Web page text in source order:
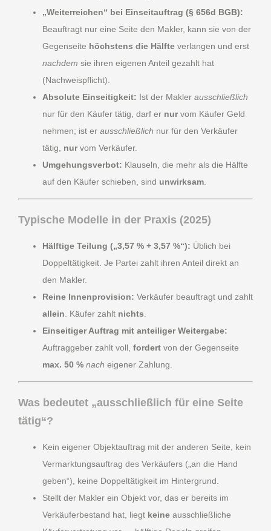
„Weiterreichen“ bei Einseitauftrag (§ 656d BGB):
Beauftragt nur eine Seite den Makler, kann sie von der
Gegenseite höchstens die Hälfte verlangen und erst
nachdem sie ihren eigenen Anteil gezahlt hat
(Nachweispflicht).
Absolute Einseitigkeit: Ist der Makler ausschließlich
nur für den Käufer tätig, darf er nurvom Käufer Geld
nehmen; ist er ausschließlich nur für den Verkäufer
tätig, nurvom Verkäufer.
Umgehungsverbot: Klauseln, die mehr als die Hälfte
auf den Käufer schieben, sind unwirksam
Typische Modelle in der Praxis (2025)
Hälftige Teilung („3,57 % + 3,57 %“): Üblich bei
Doppeltätigkeit. Je Partei zahlt ihren Anteil direkt an
den Makler.
Reine Innenprovision: Verkäufer beauftragt und zahlt
allein . Käufer zahlt nichts
Einseitiger Auftrag mit anteiliger Weitergabe:
Auftraggeber zahlt voll, fordert von der Gegenseite
max. 50 % nach eigener Zahlung.
Was bedeutet „ausschließlich für eine Seite
tätig“?
Kein eigener Objektauftrag mit der anderen Seite, kein
Vermarktungsauftrag des Verkäufers („an die Hand
geben“), keine Doppeltätigkeit im Hintergrund.
Stellt der Makler ein Objekt vor, das er bereits im
Verkäuferbestand hat, liegt keine ausschließliche